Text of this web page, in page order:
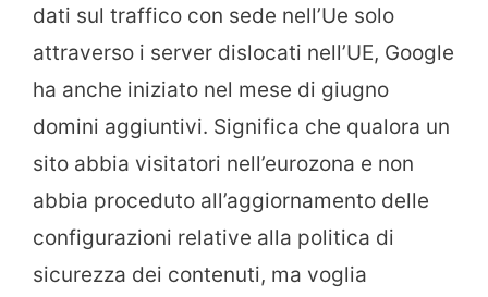
dati sul traffico con sede nell’Ue solo
attraverso i server dislocati nell’UE, Google
ha anche iniziato nel mese di giugno
domini aggiuntivi. Significa che qualora un
sito abbia visitatori nell’eurozona e non
abbia proceduto all’aggiornamento delle
configurazioni relative alla politica di
sicurezza dei contenuti, ma voglia